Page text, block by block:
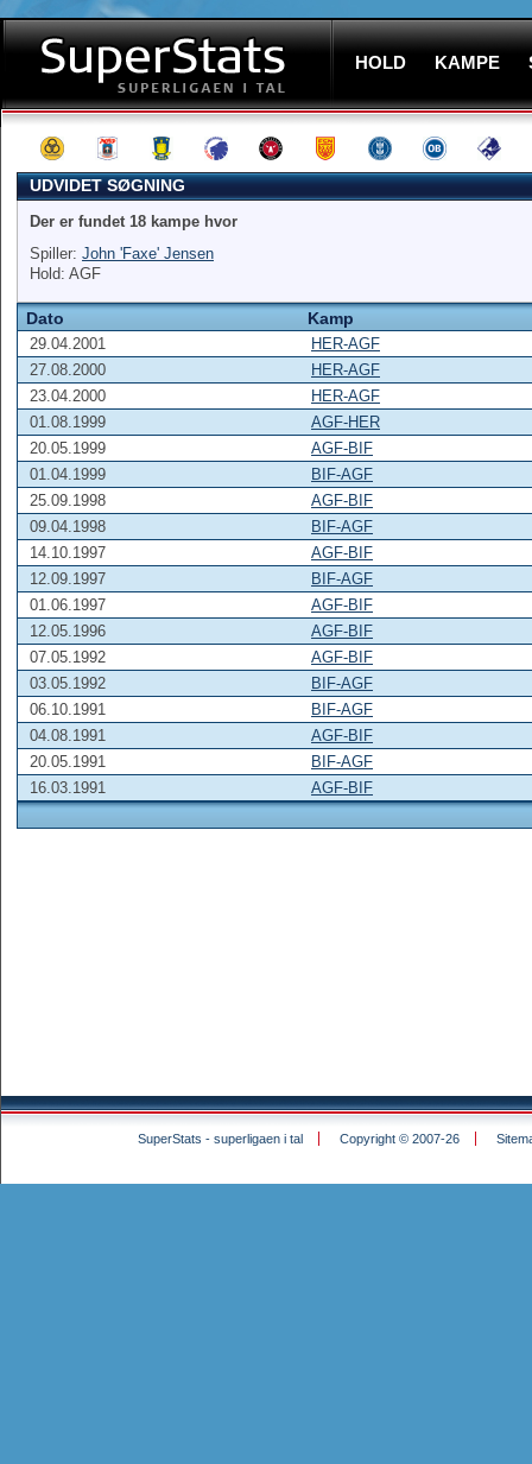
HOLD KAMPE
UDVIDET SØGNING
Der er fundet 18 kampe hvor
Spiller: John 'Faxe' Jensen
Hold: AGF
Dato Kamp
29.04.2001
HER-AGF
27.08.2000
HER-AGF
23.04.2000
HER-AGF
01.08.1999
AGF-HER
20.05.1999
AGF-BIF
01.04.1999
BIF-AGF
25.09.1998
AGF-BIF
09.04.1998
BIF-AGF
14.10.1997
AGF-BIF
12.09.1997
BIF-AGF
01.06.1997
AGF-BIF
12.05.1996
AGF-BIF
07.05.1992
AGF-BIF
03.05.1992
BIF-AGF
06.10.1991
BIF-AGF
04.08.1991
AGF-BIF
20.05.1991
BIF-AGF
16.03.1991
AGF-BIF
SuperStats - superligaen i tal Copyright © 2007-26